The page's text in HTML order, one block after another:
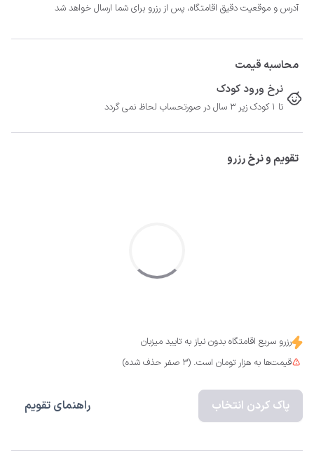
آدرس و موقعیت دقیق اقامتگاه، پس از رزرو برای شما ارسال خواهد شد
محاسبه قیمت
نرخ ورود کودک
تا 1 کودک زیر 3 سال در صورتحساب لحاظ نمی گردد
تقویم و نرخ رزرو
رزرو سریع اقامتگاه بدون نیاز به تایید میزبان
قیمت‌ها به هزار تومان است. (3 صفر حذف شده)
پاک کردن انتخاب راهنمای تقویم